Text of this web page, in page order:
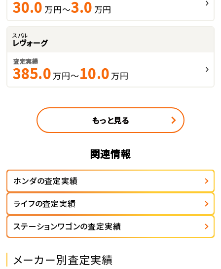
30.0 万円～3.0 万円
スバル
レヴォーグ
査定実績
385.0 万円～10.0 万円
もっと見る
関連情報
ホンダの査定実績
ライフの査定実績
ステーションワゴンの査定実績
メーカー別査定実績